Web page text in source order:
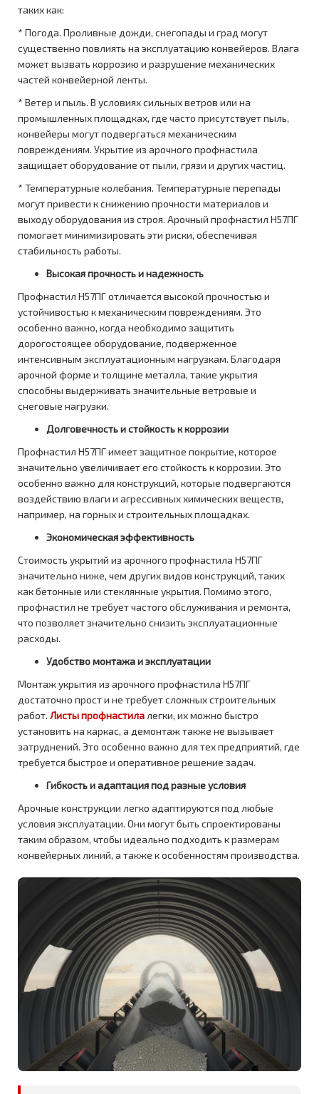
таких как:
* Погода. Проливные дожди, снегопады и град могут
существенно повлиять на эксплуатацию конвейеров. Влага
может вызвать коррозию и разрушение механических
частей конвейерной ленты.
* Ветер и пыль. В условиях сильных ветров или на
промышленных площадках, где часто присутствует пыль,
конвейеры могут подвергаться механическим
повреждениям. Укрытие из арочного профнастила
защищает оборудование от пыли, грязи и других частиц.
* Температурные колебания. Температурные перепады
могут привести к снижению прочности материалов и
выходу оборудования из строя. Арочный профнастил Н57ПГ
помогает минимизировать эти риски, обеспечивая
стабильность работы.
Высокая прочность и надежность
Профнастил Н57ПГ отличается высокой прочностью и
устойчивостью к механическим повреждениям. Это
особенно важно, когда необходимо защитить
дорогостоящее оборудование, подверженное
интенсивным эксплуатационным нагрузкам. Благодаря
арочной форме и толщине металла, такие укрытия
способны выдерживать значительные ветровые и
снеговые нагрузки.
Долговечность и стойкость к коррозии
Профнастил Н57ПГ имеет защитное покрытие, которое
значительно увеличивает его стойкость к коррозии. Это
особенно важно для конструкций, которые подвергаются
воздействию влаги и агрессивных химических веществ,
например, на горных и строительных площадках.
Экономическая эффективность
Стоимость укрытий из арочного профнастила Н57ПГ
значительно ниже, чем других видов конструкций, таких
как бетонные или стеклянные укрытия. Помимо этого,
профнастил не требует частого обслуживания и ремонта,
что позволяет значительно снизить эксплуатационные
расходы.
Удобство монтажа и эксплуатации
Монтаж укрытия из арочного профнастила Н57ПГ
достаточно прост и не требует сложных строительных
работ. Листы профнастилалегки, их можно быстро
установить на каркас, а демонтаж также не вызывает
затруднений. Это особенно важно для тех предприятий, где
требуется быстрое и оперативное решение задач.
Гибкость и адаптация под разные условия
Арочные конструкции легко адаптируются под любые
условия эксплуатации. Они могут быть спроектированы
таким образом, чтобы идеально подходить к размерам
конвейерных линий, а также к особенностям производства.